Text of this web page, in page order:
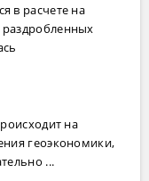
в расчете на
на
геоэкономики,
...